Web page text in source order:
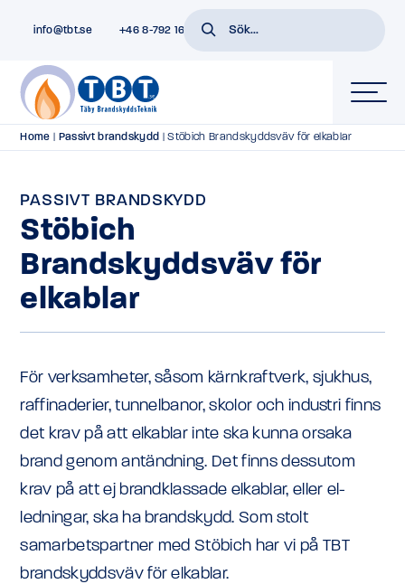
info@tbt.se +46 8-792 16 01
Home Passivt brandskydd |Stöbich Brandskyddsväv för elkablar
PASSIVT BRANDSKYDD
Stöbich
Brandskyddsväv för
elkablar
För verksamheter, såsom kärnkraftverk, sjukhus,
raffinaderier, tunnelbanor, skolor och industri finns
det krav på att elkablar inte ska kunna orsaka
brand genom antändning. Det finns dessutom
krav på att ej brandklassade elkablar, eller el-
ledningar, ska ha brandskydd. Som stolt
samarbetspartner med Stöbich har vi på TBT
brandskyddsväv för elkablar.